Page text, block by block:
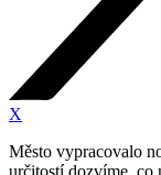
X
Město vypracovalo